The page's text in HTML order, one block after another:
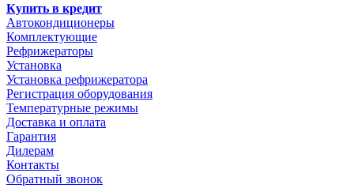
Купить в кредит
Автокондиционеры
Комплектующие
Рефрижераторы
Установка
Установка рефрижератора
Регистрация оборудования
Температурные режимы
Доставка и оплата
Гарантия
Дилерам
Контакты
Обратный звонок